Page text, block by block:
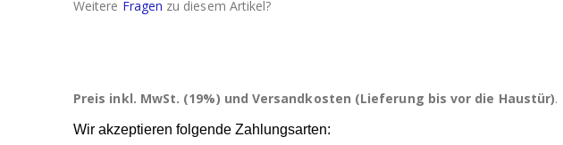
Weitere Fragen zu diesem Artikel?
Preis inkl. MwSt. (19%) und Versandkosten (Lieferung bis vor die Haustür).
Wir akzeptieren folgende Zahlungsarten: